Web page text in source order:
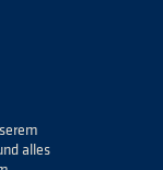
alles